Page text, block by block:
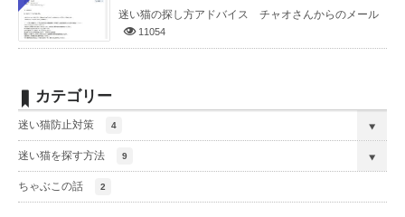
迷い猫の探し方アドバイス チャオさんからのメール
11054
カテゴリー
迷い猫防止対策 4
迷い猫を探す方法 9
ちゃぶこの話 2